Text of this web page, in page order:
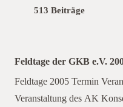
513 Beiträge
Feldtage der GKB e.V.
Feldtage 2005 Termin
Veranstaltung des AK